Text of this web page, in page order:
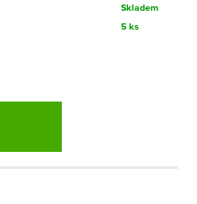
Skladem
5 ks